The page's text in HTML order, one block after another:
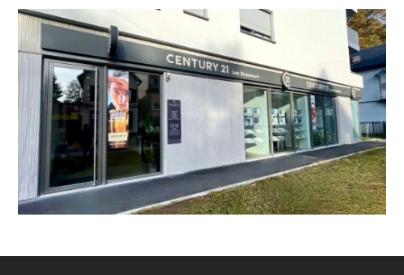
CENTURY 21 Les Brasseurs
73 route de Bischwiller
SCHILTIGHEIM - 67300
Envoyer un message
Téléphoner à l'agence